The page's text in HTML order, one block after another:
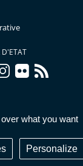
what you want
Personalize
D'ETAT
flickr rss
Données
: